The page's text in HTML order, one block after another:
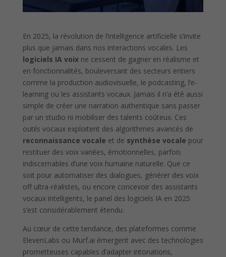
En 2025, la révolution de l’intelligence artificielle s’invite
plus que jamais dans nos interactions vocales. Les
logiciels IA voixne cessent de gagner en réalisme et
en fonctionnalités, bouleversant des secteurs entiers
comme la production audiovisuelle, le podcasting, l’e-
learning ou les assistants vocaux. Jamais il n’a été aussi
simple de créer une narration authentique sans passer
par un studio ni mobiliser des talents coûteux. Ces
outils vocaux exploitent des algorithmes avancés de
reconnaissance vocale et de synthèse vocale pour
restituer des voix variées, émotionnelles, parfois
indiscernables d’une voix humaine naturelle. Que ce
soit pour automatiser des dialogues, générer des voix
off ultra-réalistes, ou encore concevoir des assistants
vocaux intelligents, le panel des logiciels IA en 2025
s’est considérablement étendu.
Au cœur de cette tendance, des plateformes comme
ElevenLabs ou Murf.ai émergent avec des technologies
prometteuses capables d’adapter intonations,